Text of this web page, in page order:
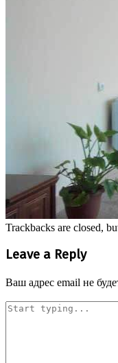
Trackbacks are closed,
Leave a Reply
Ваш адрес email не